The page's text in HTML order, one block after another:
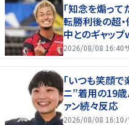
｢知念を煽って
転勝利後の超
中とのギャップ
2026/08/08 16:40
「いつも笑顔
ニ”着用の19歳
ァン続々反応
2026/08/08 16:10